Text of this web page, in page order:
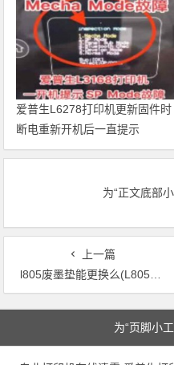
爱普生L6278打印机更新固件时
断电重新开机后一直提示
Recovery Mode故障
为“正文底部
上一篇
l805废墨垫能更换么(L805打印机的废墨垫可以更换吗？)
文章导航
为“页脚小